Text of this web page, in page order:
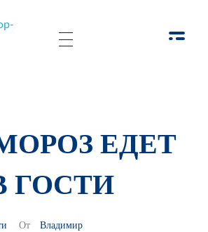
ЕДЕТ
ГОСТИ
От Владимир